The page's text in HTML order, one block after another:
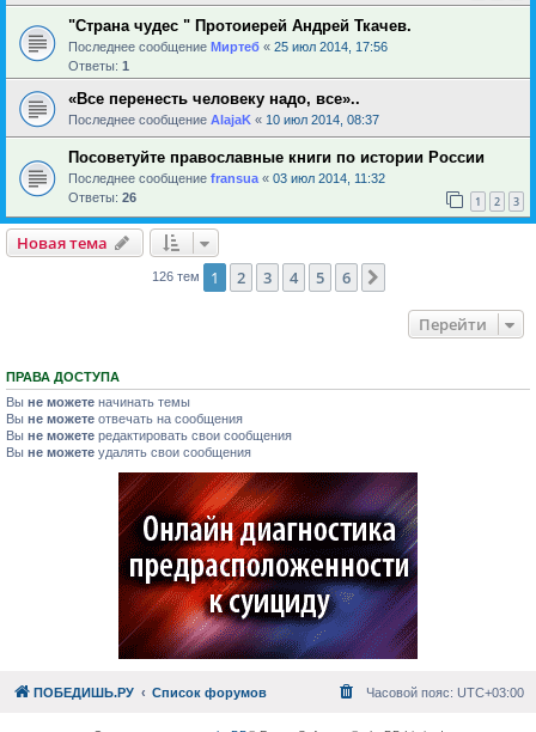
"Страна чудес " Протоиерей Андрей Ткачев.
Последнее сообщение Миртеб « 25 июл 2014, 17:56
Ответы: 1
«Все перенесть человеку надо, все»..
Последнее сообщение AlajaK « 10 июл 2014, 08:37
Посоветуйте православные книги по истории России
Последнее сообщение fransua « 03 июл 2014, 11:32
Ответы: 26 1 2 3
Новая тема
126 тем 1 2 3 4 5 6
Перейти
ПРАВА ДОСТУПА
Вы не можете начинать темы
Вы не можете отвечать на сообщения
Вы не можете редактировать свои сообщения
Вы не можете удалять свои сообщения
ПОБЕДИШЬ.РУ Список форумов Часовой пояс: UTC+03:00